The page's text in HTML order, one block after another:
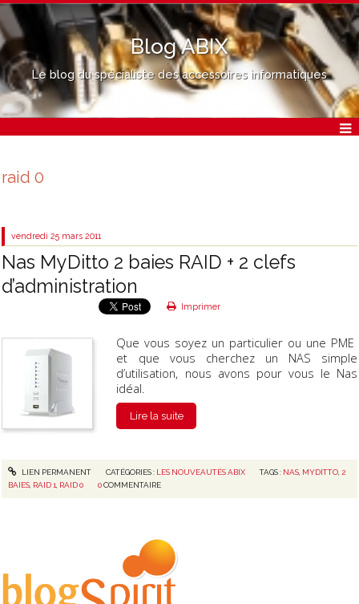
Blog ABIX
Le blog du spécialiste des accessoires informatiques
raid 0
vendredi 25 mars 2011
Nas MyDitto 2 baies RAID + 2 clefs
d’administration
Imprimer
Que vous soyez un particulier ou une PME
et que vous cherchez un NAS simple
d’utilisation, nous avons pour vous le Nas
idéal.
Lire la suite
LIEN PERMANENT CATÉGORIES : LES NOUVEAUTÉS ABIX TAGS : NAS MYDITTO 2
BAIES RAID 1 RAID 0 0 COMMENTAIRE